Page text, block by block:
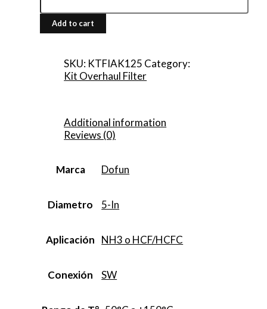
Add to cart
SKU: KTFIAK125 Category:
Kit Overhaul Filter
Additional information
Reviews (0)
Marca Dofun
Diametro 5-In
Aplicación NH3 o HCF/HCFC
Conexión SW